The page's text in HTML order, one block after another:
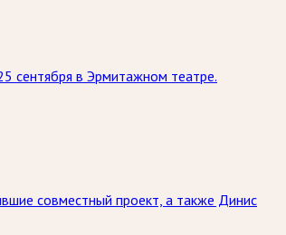
сентября в Эрмитажном театре.
совместный проект, а также Динис